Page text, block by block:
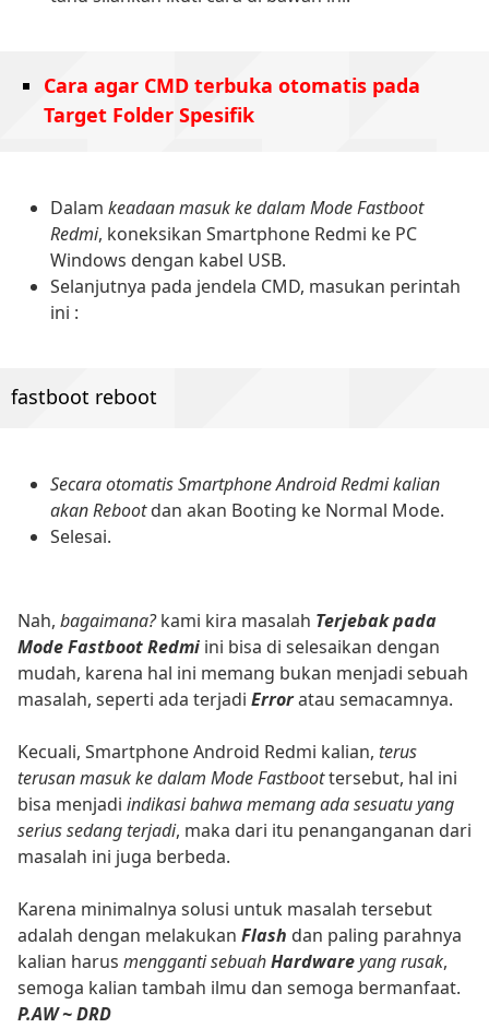
Cara agar CMD terbuka otomatis pada
Target Folder Spesifik
Dalam keadaan masuk ke dalam Mode Fastboot
Redmi, koneksikan Smartphone Redmi ke PC
Windows dengan kabel USB.
Selanjutnya pada jendela CMD, masukan perintah
ini :
fastboot reboot
Secara otomatis Smartphone Android Redmi kalian
akan Rebootdan akan Booting ke Normal Mode.
Selesai.
Nah, bagaimana?kami kira masalah Terjebak pada
Mode Fastboot Redmi ini bisa di selesaikan dengan
mudah, karena hal ini memang bukan menjadi sebuah
masalah, seperti ada terjadi Erroratau semacamnya.
Kecuali, Smartphone Android Redmi kalian, terus
terusan masuk ke dalam Mode Fastboottersebut, hal ini
bisa menjadi indikasi bahwa memang ada sesuatu yang
serius sedang terjadi, maka dari itu penanganganan dari
masalah ini juga berbeda.
Karena minimalnya solusi untuk masalah tersebut
adalah dengan melakukan Flash dan paling parahnya
kalian harus mengganti sebuahHardwareyang rusak,
semoga kalian tambah ilmu dan semoga bermanfaat.
P.AW ~ DRD